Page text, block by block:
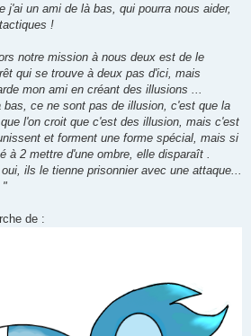
j'ai un ami de là bas, qui pourra nous aider,
!
notre mission à nous deux est de le
qui se trouve à deux pas d'ici, mais
mon ami en créant des illusions ...
ce ne sont pas de illusion, c'est que la
l'on croit que c'est des illusion, mais c'est
et forment une forme spécial, mais si
à 2 mettre d'une ombre, elle disparaît .
ils le tienne prisonnier avec une attaque...
"
de :